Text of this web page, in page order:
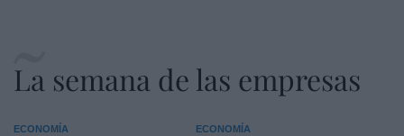
La semana de las empresas
ECONOMÍA ECONOMÍA